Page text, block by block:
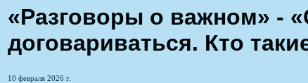
«Разговоры о важном» -
договариваться. Кто
10 февраля 2026 г.